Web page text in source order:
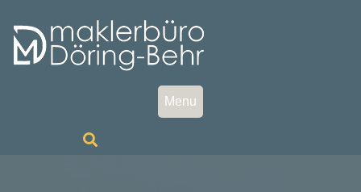
content
Menu